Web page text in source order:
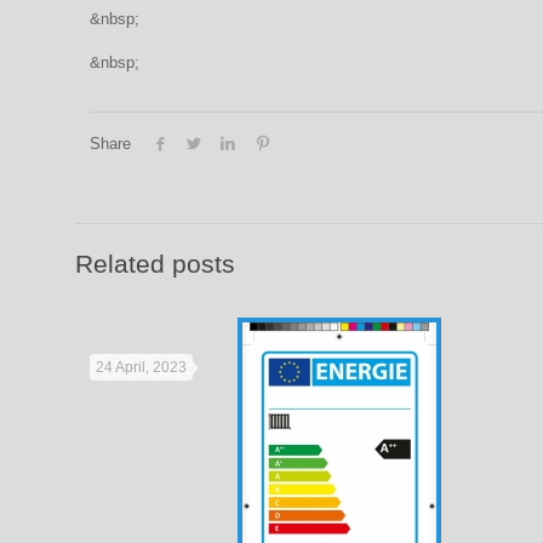
&nbsp;
&nbsp;
Share
Related posts
24 April, 2023